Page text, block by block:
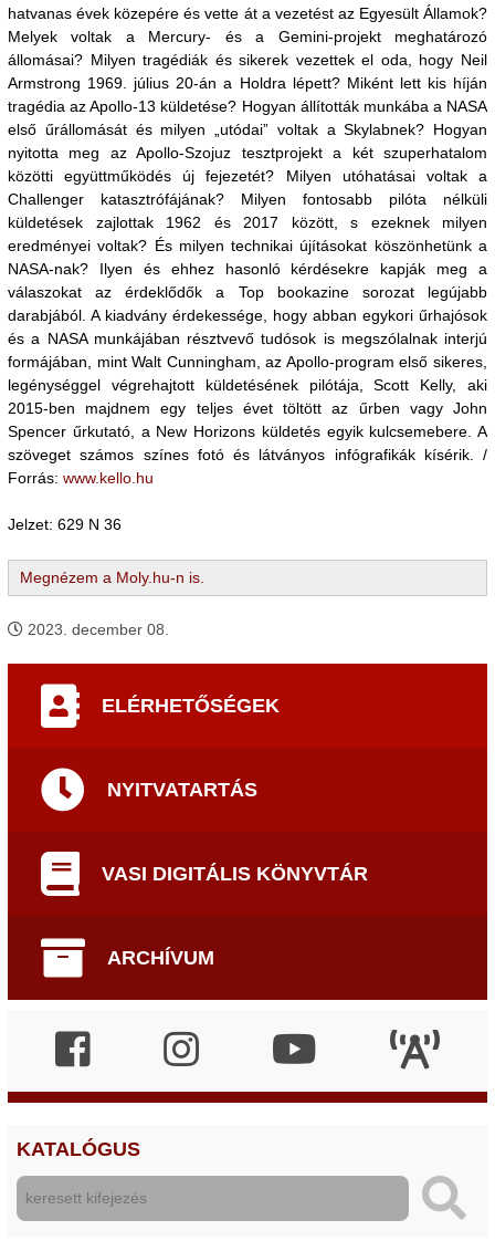
hatvanas évek közepére és vette át a vezetést az Egyesült Államok?
Melyek voltak a Mercury- és a Gemini-projekt meghatározó
állomásai? Milyen tragédiák és sikerek vezettek el oda, hogy Neil
Armstrong 1969. július 20-án a Holdra lépett? Miként lett kis híján
tragédia az Apollo-13 küldetése? Hogyan állították munkába a NASA
első űrállomását és milyen „utódai” voltak a Skylabnek? Hogyan
nyitotta meg az Apollo-Szojuz tesztprojekt a két szuperhatalom
közötti együttműködés új fejezetét? Milyen utóhatásai voltak a
Challenger katasztrófájának? Milyen fontosabb pilóta nélküli
küldetések zajlottak 1962 és 2017 között, s ezeknek milyen
eredményei voltak? És milyen technikai újításokat köszönhetünk a
NASA-nak? Ilyen és ehhez hasonló kérdésekre kapják meg a
válaszokat az érdeklődők a Top bookazine sorozat legújabb
darabjából. A kiadvány érdekessége, hogy abban egykori űrhajósok
és a NASA munkájában résztvevő tudósok is megszólalnak interjú
formájában, mint Walt Cunningham, az Apollo-program első sikeres,
legénységgel végrehajtott küldetésének pilótája, Scott Kelly, aki
2015-ben majdnem egy teljes évet töltött az űrben vagy John
Spencer űrkutató, a New Horizons küldetés egyik kulcsemebere. A
szöveget számos színes fotó és látványos infógrafikák kísérik. /
Forrás: www.kello.hu
Jelzet: 629 N 36
Megnézem a Moly.hu-n is.
2023. december 08.
ELÉRHETŐSÉGEK
NYITVATARTÁS
VASI DIGITÁLIS KÖNYVTÁR
ARCHÍVUM
KATALÓGUS